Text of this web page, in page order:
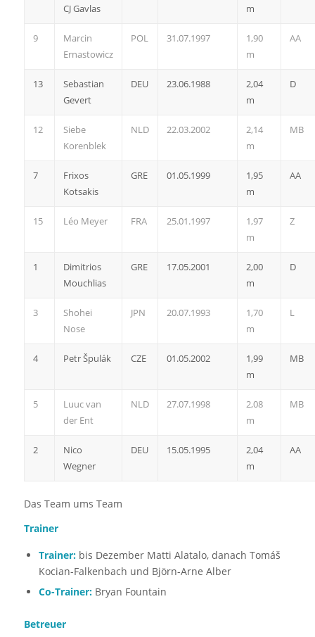
CJ Gavlas
m
9
Marcin
Ernastowicz
POL 31.07.1997
1,90
m
AA
13
Sebastian
Gevert
DEU 23.06.1988
2,04
m
D
12
Siebe
Korenblek
NLD 22.03.2002
2,14
m
MB
7
Frixos
Kotsakis
GRE 01.05.1999
1,95
m
AA
15 Léo Meyer FRA 25.01.1997
1,97
m
Z
1
Dimitrios
Mouchlias
GRE 17.05.2001
2,00
m
D
3
Shohei
Nose
JPN 20.07.1993
1,70
m
L
4 Petr Špulák CZE 01.05.2002
1,99
m
MB
5
Luuc van
der Ent
NLD 27.07.1998
2,08
m
MB
2
Nico
Wegner
DEU 15.05.1995
2,04
m
AA
Das Team ums Team
Trainer
Trainer: bis Dezember Matti Alatalo, danach Tomáš
Kocian-Falkenbach und Björn-Arne Alber
Co-Trainer:Bryan Fountain
Betreuer